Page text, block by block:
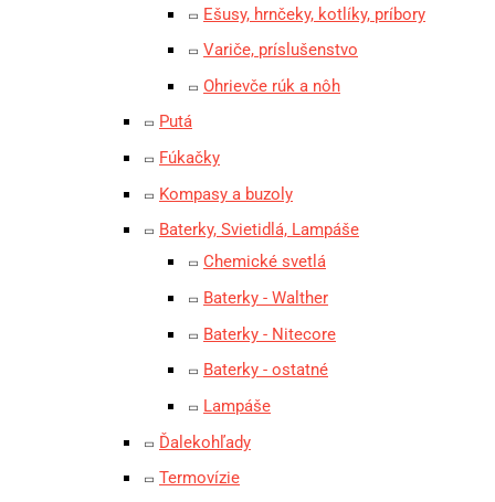
Ešusy, hrnčeky, kotlíky, príbory
Variče, príslušenstvo
Ohrievče rúk a nôh
Putá
Fúkačky
Kompasy a buzoly
Baterky, Svietidlá, Lampáše
Chemické svetlá
Baterky - Walther
Baterky - Nitecore
Baterky - ostatné
Lampáše
Ďalekohľady
Termovízie